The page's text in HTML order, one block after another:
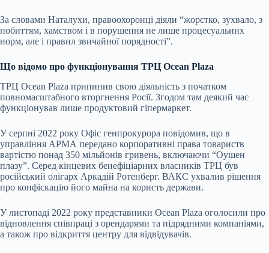
За словами Наталухи, правоохоронці діяли “жорстко, зухвало, з
побиттям, хамством і в порушення не лише процесуальних
норм, але і правил звичайної порядності”.
Що відомо про функціонування ТРЦ Ocean Plaza
ТРЦ Ocean Plaza припинив свою діяльність з початком
повномасштабного вторгнення Росії. Згодом там деякий час
функціонував лише продуктовий гіпермаркет.
У серпні 2022 року Офіс генпрокурора повідомив, що в
управління АРМА передано корпоративні права товариств
вартістю понад 350 мільйонів гривень, включаючи “Оушен
плазу”. Серед кінцевих бенефіціарних власників ТРЦ був
російський олігарх Аркадій Ротенберг. ВАКС ухвалив рішення
про конфіскацію його майна на користь держави.
У листопаді 2022 року представники Ocean Plaza оголосили про
відновлення співпраці з орендарями та підрядними компаніями,
а також про відкриття центру для відвідувачів.